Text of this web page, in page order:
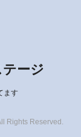
ージ
ます
Rights Reserved.